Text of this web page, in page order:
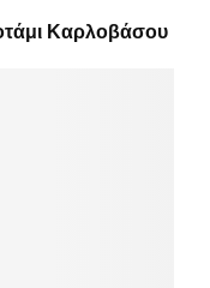
Καρλοβάσου